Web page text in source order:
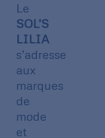
Le
SOL’S
LILIA
s’adresse
aux
marques
de
mode
et